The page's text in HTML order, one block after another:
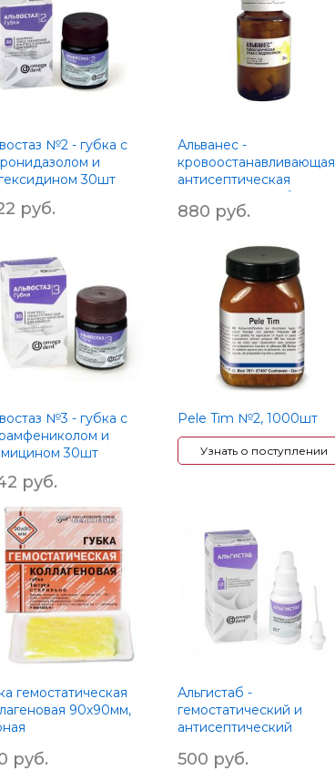
№2 - губка с
и
30шт
руб.
Альванес -
кровоостанавливающая
антисептическая
коллагеновая губка с
йодоформом 30шт
880 руб.
№3 - губка с
и
30шт
руб.
Pele Tim №2, 1000шт
Узнать о поступлении
гемостатическая
90х90мм,
руб.
Альгистаб -
гемостатический и
антисептический
500 руб.